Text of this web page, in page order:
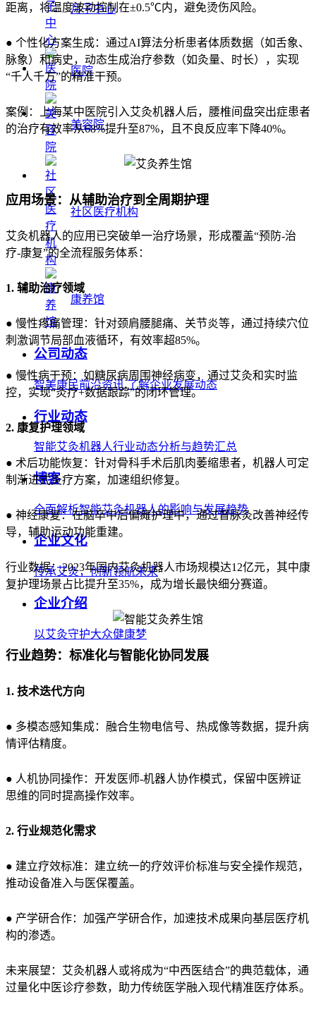
月子中心
医院
美容院
社区医疗机构
康养馆
公司动态
智美康民前沿资讯,了解企业发展动态
行业动态
智能艾灸机器人行业动态分析与趋势汇总
博客
全面解析智能艾灸机器人的影响与发展趋势
企业文化
传承艾灸，创新领航未来
企业介绍
以艾灸守护大众健康梦
距离，将温度波动控制在±0.5℃内，避免烫伤风险。
● 个性化方案生成：通过AI算法分析患者体质数据（如舌象、
脉象）和病史，动态生成治疗参数（如灸量、时长），实现
“千人千方”的精准干预。
案例：上海某中医院引入艾灸机器人后，腰椎间盘突出症患者
的治疗有效率从68%提升至87%，且不良反应率下降40%。
应用场景：从辅助治疗到全周期护理
艾灸机器人的应用已突破单一治疗场景，形成覆盖“预防-治
疗-康复”的全流程服务体系：
1. 辅助治疗领域
● 慢性疼痛管理：针对颈肩腰腿痛、关节炎等，通过持续穴位
刺激调节局部血液循环，有效率超85%。
● 慢性病干预：如糖尿病周围神经病变，通过艾灸和实时监
控，实现“灸疗+数据跟踪”的闭环管理。
2. 康复护理领域
● 术后功能恢复：针对骨科手术后肌肉萎缩患者，机器人可定
制渐进式灸疗方案，加速组织修复。
● 神经康复：在脑卒中后偏瘫护理中，通过督脉灸改善神经传
导，辅助运动功能重建。
行业数据：2023年国内艾灸机器人市场规模达12亿元，其中康
复护理场景占比提升至35%，成为增长最快细分赛道。
行业趋势：标准化与智能化协同发展
1. 技术迭代方向
● 多模态感知集成：融合生物电信号、热成像等数据，提升病
情评估精度。
● 人机协同操作：开发医师-机器人协作模式，保留中医辨证
思维的同时提高操作效率。
2. 行业规范化需求
● 建立疗效标准：建立统一的疗效评价标准与安全操作规范，
推动设备准入与医保覆盖。
● 产学研合作：加强产学研合作，加速技术成果向基层医疗机
构的渗透。
未来展望：艾灸机器人或将成为“中西医结合”的典范载体，通
过量化中医诊疗参数，助力传统医学融入现代精准医疗体系。